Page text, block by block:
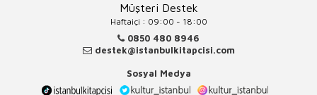
Müşteri Destek
Haftaiçi : 09:00 - 18:00
0850 480 8946
destek@istanbulkitapcisi.com
Sosyal Medya